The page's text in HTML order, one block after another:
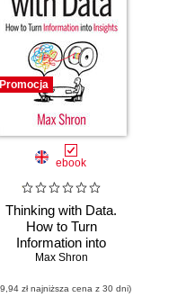
Promocja
ebook
Thinking with Data.
How to Turn
Information into
Insights
Max Shron
zł najniższa cena z 30 dni)